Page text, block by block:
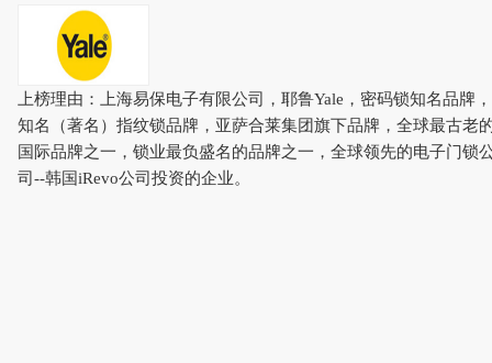
上榜理由：上海易保电子有限公司，耶鲁Yale，密码锁知名品牌，
知名（著名）指纹锁品牌，亚萨合莱集团旗下品牌，全球最古老
国际品牌之一，锁业最负盛名的品牌之一，全球领先的电子门锁
司--韩国iRevo公司投资的企业。